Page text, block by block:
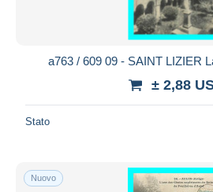
a763 / 609 09 - SAINT LIZIER
± 2,88
Stato
Nuovo